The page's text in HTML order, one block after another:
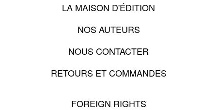
LA MAISON D'ÉDITION
NOS AUTEURS
NOUS CONTACTER
RETOURS ET COMMANDES
FOREIGN RIGHTS